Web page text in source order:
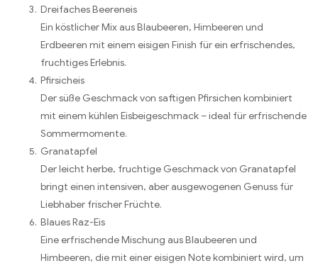
Dreifaches Beereneis
Ein köstlicher Mix aus Blaubeeren, Himbeeren und
Erdbeeren mit einem eisigen Finish für ein erfrischendes,
fruchtiges Erlebnis.
Pfirsicheis
Der süße Geschmack von saftigen Pfirsichen kombiniert
mit einem kühlen Eisbeigeschmack – ideal für erfrischende
Sommermomente.
Granatapfel
Der leicht herbe, fruchtige Geschmack von Granatapfel
bringt einen intensiven, aber ausgewogenen Genuss für
Liebhaber frischer Früchte.
Blaues Raz-Eis
Eine erfrischende Mischung aus Blaubeeren und
Himbeeren, die mit einer eisigen Note kombiniert wird, um